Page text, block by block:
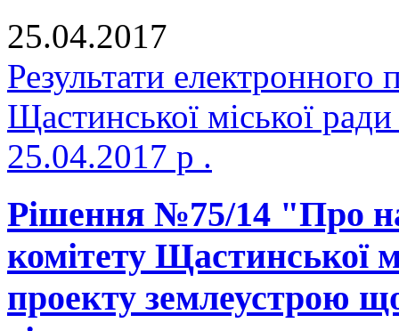
25.04.2017
Результати електронного
Щастинської міської
25.04.2017 р .
Рішення №75/14 "Про
комітету Щастинської
проекту землеустрою